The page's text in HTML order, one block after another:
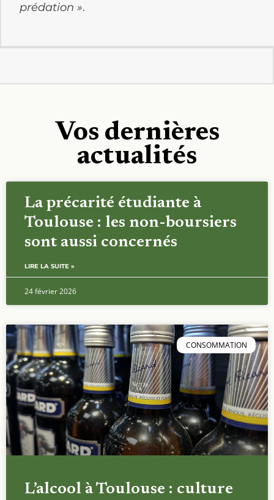
prédation ».
Vos dernières
actualités
La précarité étudiante à
Toulouse : les non-boursiers
sont aussi concernés
LIRE LA SUITE »
24 février 2026
CONSOMMATION
L’alcool à Toulouse : culture